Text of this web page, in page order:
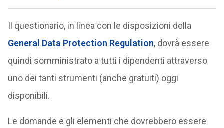
Il questionario, in linea con le disposizioni della
General Data Protection Regulation, dovrà essere
quindi somministrato a tutti i dipendenti attraverso
uno dei tanti strumenti (anche gratuiti) oggi
disponibili.
Le domande e gli elementi che dovrebbero essere